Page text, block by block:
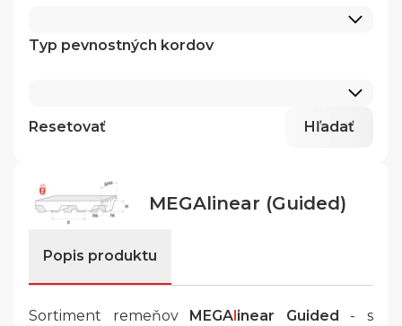
Typ pevnostných kordov
Resetovať Hľadať
MEGAlinear (Guided)
Popis produktu
Sortiment remeňov MEGA inear Guided
- s